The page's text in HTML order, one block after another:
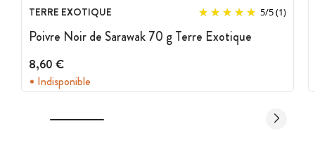
TERRE EXOTIQUE 5/5(1)
Poivre Noir de Sarawak 70 g Terre Exotique
8,60 €
Indisponible